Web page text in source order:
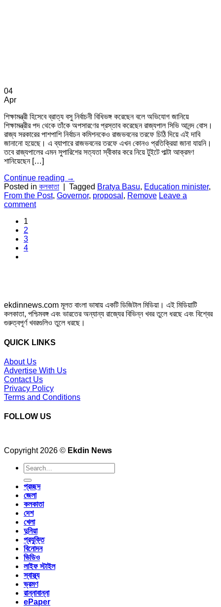
04
Apr
শিক্ষামন্ত্রী হিসেবে ব্রাত্য বসু নির্বাচনী বিধিভঙ্গ করেছেন বলে অভিযোগ জানিয়ে
শিক্ষামন্ত্রীর পদ থেকে তাঁকে অপসারণের প্রস্তাব করেছেন রাজ্যপাল সিভি আনন্দ বোস।
রাজ্য সরকারের পাশপাশি নির্বাচন কমিশনকেও রাজভবনের তরফে চিঠি দিয়ে এই দাবি
জানানো হয়েছে। এ ব্যাপারে রাজভবনের তরফে এখন কোনও প্রতিক্রিয়া জানা যায়নি।
তবে রাজ্যপালের এমন সুপারিশের সত্যতা স্বীকার করে নিয়ে টুইটে পাল্টা আক্রমণ
শানিয়েছেন […]
Continue reading →
Posted in কলকাতা Tagged Bratya Basu, Education minister,
From the Post, Governor, proposal , Remove Leave a
comment
1
2
3
4
ekdinnews.com মূলত বাংলা ভাষায় একটি ডিজিটাল মিডিয়া। এই মিডিয়াটি
কলকাতা, পশ্চিমবঙ্গ এবং ভারতের অন্যান্য রাজ্যের বিভিন্ন খবর তুলে ধরছে এবং বিশ্বের
গুরুত্বপূর্ণ খবরগুলিও তুলে ধরছে।
QUICK LINKS
About Us
Advertise With Us
Contact Us
Privacy Policy
Terms and Conditions
FOLLOW US
Copyright 2026 © Ekdin News
প্রচ্ছদ
জেলা
কলকাতা
দেশ
খেলা
দুনিয়া
প্রযুক্তি
বিনোদন
ভিডিও
লাইফ স্টাইল
স্বাস্থ্য
ভ্রমণ
রান্নাবান্না
ePaper